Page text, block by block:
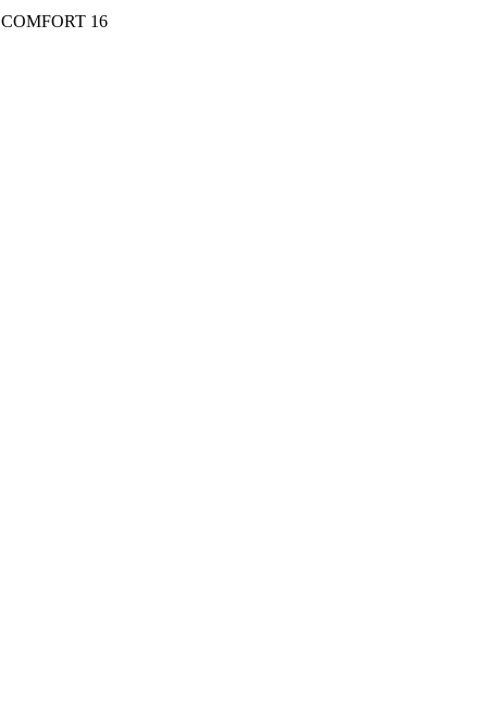
COMFORT 16